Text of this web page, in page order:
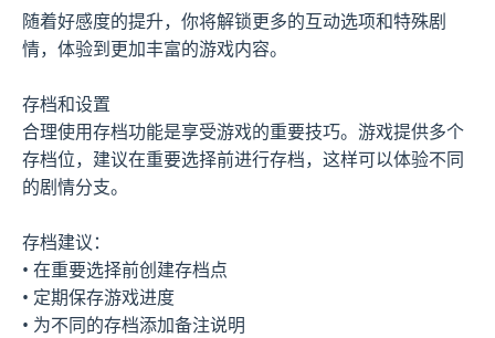
随着好感度的提升，你将解锁更多的互动选项和特殊剧
情，体验到更加丰富的游戏内容。
存档和设置
合理使用存档功能是享受游戏的重要技巧。游戏提供多个
存档位，建议在重要选择前进行存档，这样可以体验不同
的剧情分支。
存档建议：
• 在重要选择前创建存档点
• 定期保存游戏进度
• 为不同的存档添加备注说明